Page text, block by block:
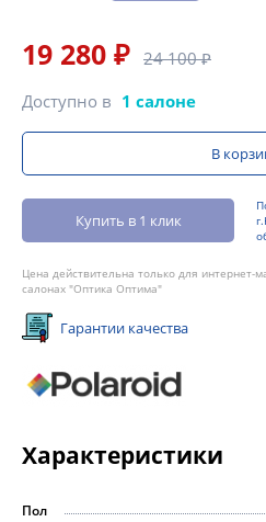
19 280 ₽ 24 100 ₽
Доступно в 1 салоне
В
Купить в 1 клик
Цена действительна только для интернет-
салонах "Оптика Оптима"
Гарантии качества
Характеристики
Пол